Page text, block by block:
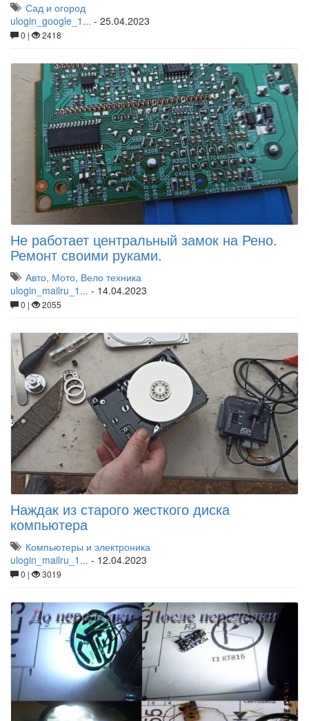
Сад и огород
ulogin_google_1... - 25.04.2023
0 | 2418
Не работает центральный замок на Рено.
Ремонт своими руками.
Авто, Мото, Вело техника
ulogin_mailru_1... - 14.04.2023
0 | 2055
Наждак из старого жесткого диска
компьютера
Компьютеры и электроника
ulogin_mailru_1... - 12.04.2023
0 | 3019